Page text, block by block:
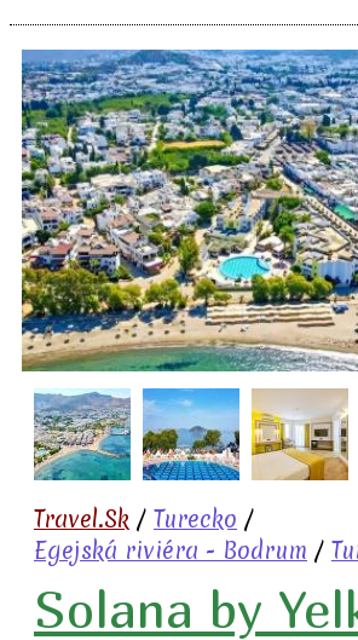
Travel.Sk / Turecko /
Egejská riviéra - Bodrum /
Solana by